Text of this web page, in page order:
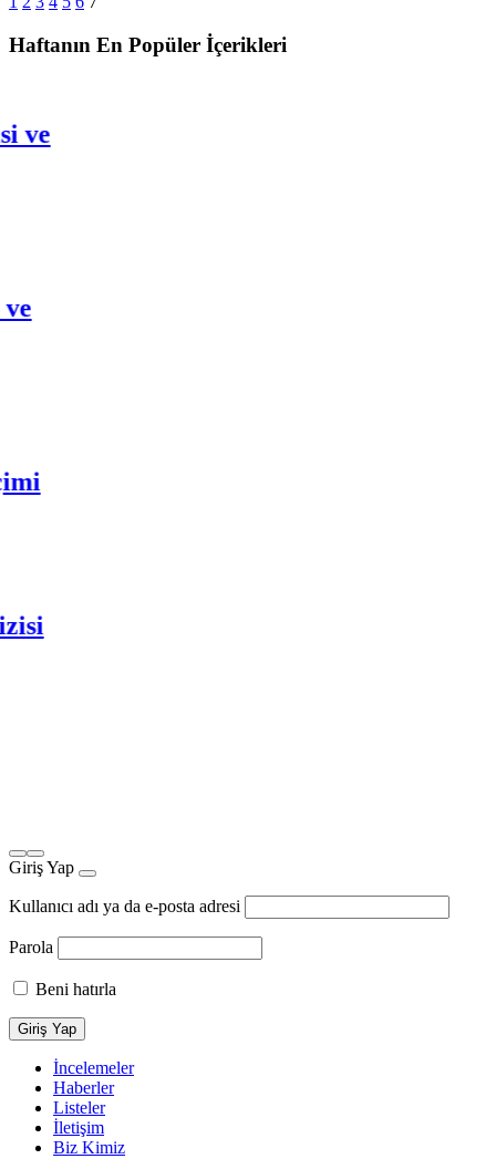
Haftanın En Popüler İçerikleri
Giriş Yap
Kullanıcı adı ya da e-posta adresi
Parola
Beni hatırla
İncelemeler
Haberler
Listeler
İletişim
Biz Kimiz